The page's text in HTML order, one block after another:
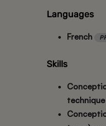
Languages
French
Skills